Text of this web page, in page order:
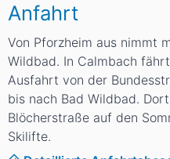
Anfahrt
Von Pforzheim aus nimmt
Wildbad. In Calmbach
Ausfahrt von der
bis nach Bad Wildbad.
Blöcherstraße auf den
Skilifte.